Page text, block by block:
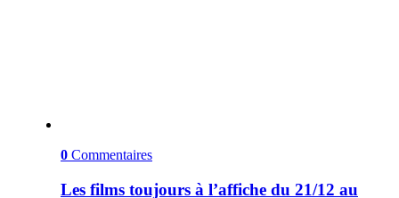
0 Commentaires
Les films toujours à l’affiche du 21/12 au